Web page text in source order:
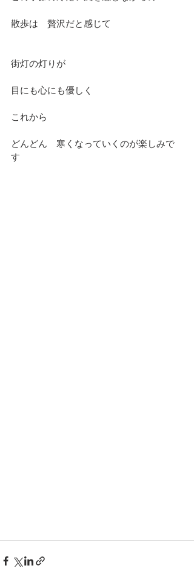
散歩は　贅沢だと感じて
街灯の灯りが
目にも心にも優しく
これから
どんどん　寒くなっていくのが楽しみで
す